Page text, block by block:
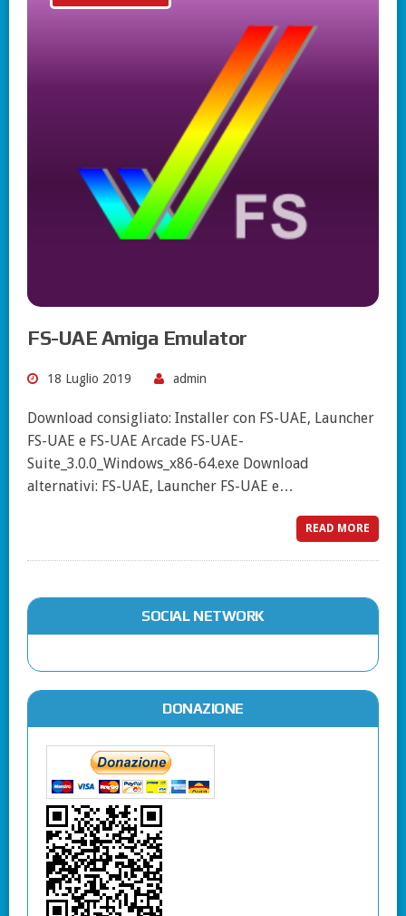
FS-UAE Amiga Emulator
18 Luglio 2019 admin
Download consigliato: Installer con FS-UAE, Launcher
FS-UAE e FS-UAE Arcade FS-UAE-
Suite_3.0.0_Windows_x86-64.exe Download
alternativi: FS-UAE, Launcher FS-UAE e…
READ MORE
SOCIAL NETWORK
DONAZIONE